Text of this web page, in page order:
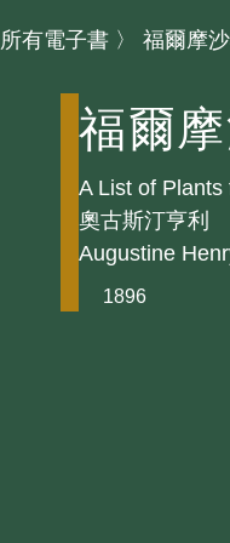
所有電子書 〉 福爾摩
福爾
A List of Plants
奧古斯汀亨利
Augustine
1896